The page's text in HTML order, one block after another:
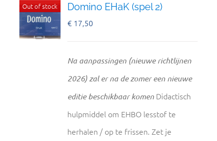
Out of stock Domino EHaK (spel 2)
€ 17,50
Na aanpassingen (nieuwe richtlijnen
2026) zal er na de zomer een nieuwe
editie beschikbaar komen Didactisch
hulpmiddel om EHBO lesstof te
herhalen / op te frissen. Zet je